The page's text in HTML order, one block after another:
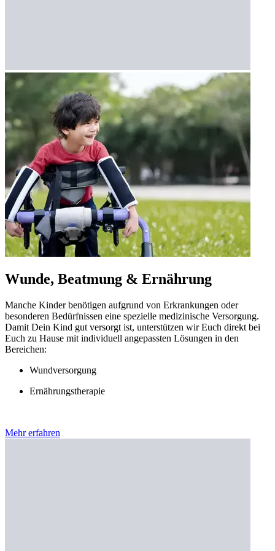
Wunde, Beatmung & Ernährung
Manche Kinder benötigen aufgrund von Erkrankungen oder
besonderen Bedürfnissen eine spezielle medizinische Versorgung.
Damit Dein Kind gut versorgt ist, unterstützen wir Euch direkt bei
Euch zu Hause mit individuell angepassten Lösungen in den
Bereichen:
Wundversorgung
Ernährungstherapie
Mehr erfahren